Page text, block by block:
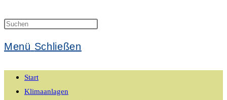
Suche
umschalten
Menü Schließen
Start
Klimaanlagen